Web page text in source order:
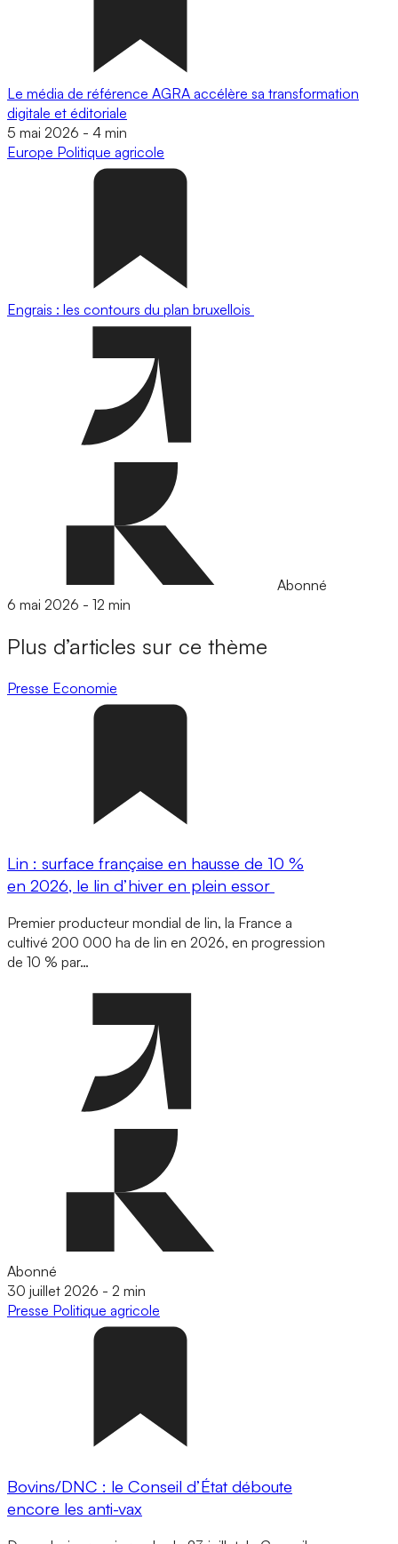
Le média de référence AGRA accélère sa transformation
digitale et éditoriale
5 mai 2026 - 4 min
Europe Politique agricole
Engrais : les contours du plan bruxellois
Abonné
6 mai 2026 - 12 min
Plus d’articles sur ce thème
Presse Economie
Lin : surface française en hausse de 10 %
en 2026, le lin d’hiver en plein essor
Premier producteur mondial de lin, la France a
cultivé 200 000 ha de lin en 2026, en progression
de 10 % par…
Abonné
30 juillet 2026 - 2 min
Presse Politique agricole
Bovins/DNC : le Conseil d’État déboute
encore les anti-vax